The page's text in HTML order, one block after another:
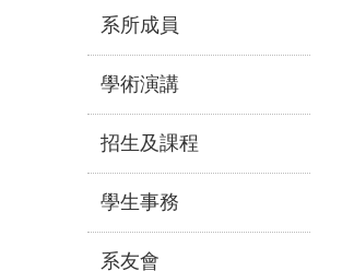
系所成員
學術演講
招生及課程
學生事務
系友會